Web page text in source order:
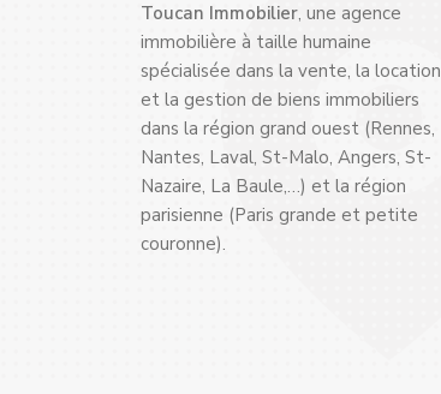
Toucan Immobilier, une agence
immobilière à taille humaine
spécialisée dans la vente, la location
et la gestion de biens immobiliers
dans la région grand ouest (Rennes,
Nantes, Laval, St-Malo, Angers, St-
Nazaire, La Baule,…) et la région
parisienne (Paris grande et petite
couronne).